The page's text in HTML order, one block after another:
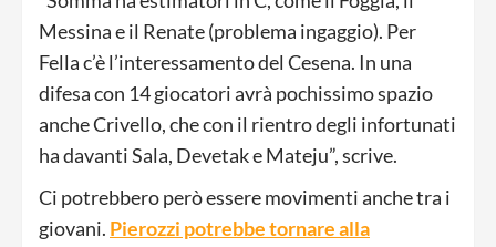
Messina e il Renate (problema ingaggio). Per
Fella c’è l’interessamento del Cesena. In una
difesa con 14 giocatori avrà pochissimo spazio
anche Crivello, che con il rientro degli infortunati
ha davanti Sala, Devetak e Mateju”, scrive.
Ci potrebbero però essere movimenti anche tra i
giovani. Pierozzi potrebbe tornare alla